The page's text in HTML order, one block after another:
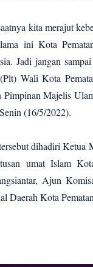
kita merajut
ini Kota
Jadi jangan
Wali Kota
Pimpinan Majelis
(16/5/2022).
dihadiri
umat Islam
Ajun
Daerah Kota